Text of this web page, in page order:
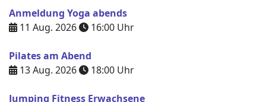
Anmeldung Yoga abends
11 Aug. 2026
16:00 Uhr
Pilates am Abend
13 Aug. 2026
18:00 Uhr
Jumping Fitness Erwachsene